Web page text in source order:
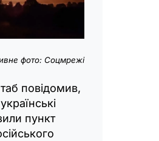
фото: Соцмрежі
повідомив,
пункт